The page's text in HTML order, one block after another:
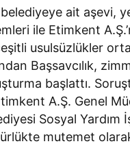
ait aşevi,
ile Etimkent
usulsüzlükler
Başsavcılık,
başlattı.
A.Ş. Genel
Sosyal Yardım
mutemet